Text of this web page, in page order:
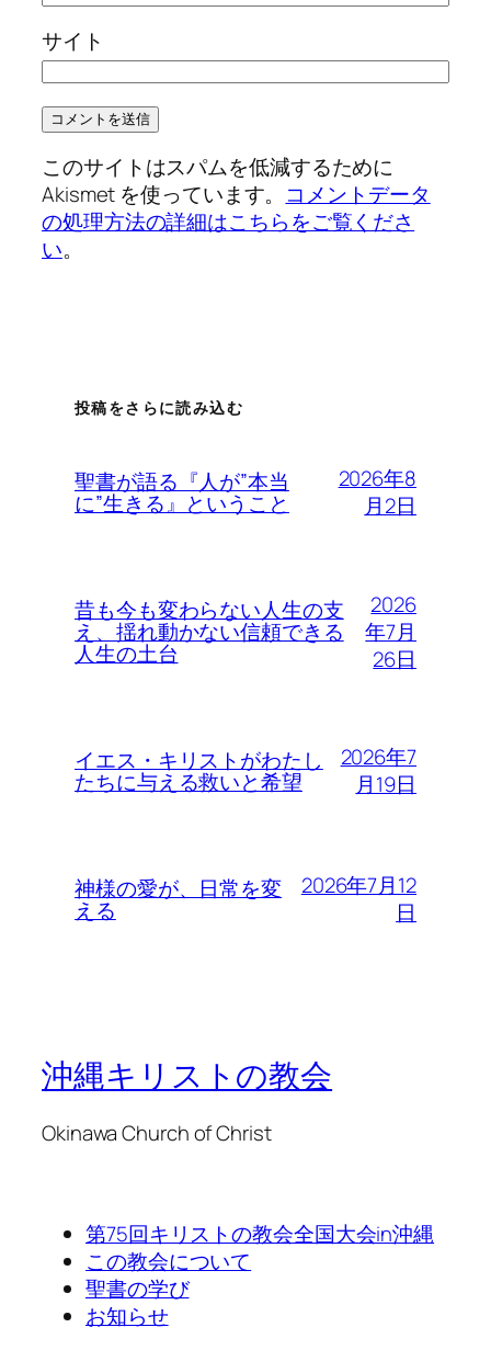
サイト
このサイトはスパムを低減するために
Akismet を使っています。 コメントデータ
の処理方法の詳細はこちらをご覧くださ
い。
投稿をさらに読み込む
聖書が語る『人が”本当
に”生きる』ということ
2026年8
月2日
昔も今も変わらない人生の支
え、揺れ動かない信頼できる
人生の土台
2026
年7月
26日
イエス・キリストがわたし
たちに与える救いと希望
2026年7
月19日
神様の愛が、日常を変
える
2026年7月12
日
沖縄キリストの教会
Okinawa Church of Christ
第75回キリストの教会全国大会in沖縄
この教会について
聖書の学び
お知らせ